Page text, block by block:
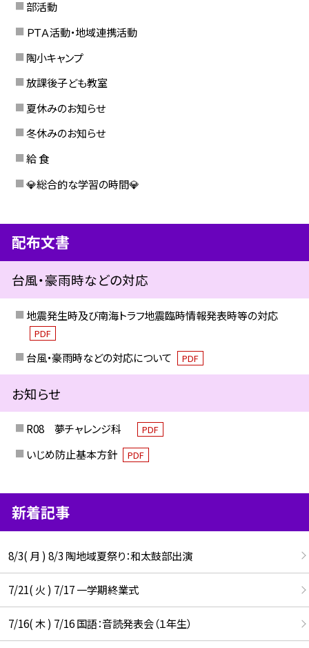
部活動
ＰＴＡ活動・地域連携活動
陶小キャンプ
放課後子ども教室
夏休みのお知らせ
冬休みのお知らせ
給 食
💎総合的な学習の時間💎
配布文書
台風・豪雨時などの対応
地震発生時及び南海トラフ地震臨時情報発表時等の対応
PDF
台風・豪雨時などの対応について PDF
お知らせ
R08 夢チャレンジ科 PDF
いじめ防止基本方針 PDF
新着記事
8/3( 月 ) 8/3 陶地域夏祭り：和太鼓部出演
7/21( 火 ) 7/17 一学期終業式
7/16( 木 ) 7/16 国語：音読発表会（１年生）